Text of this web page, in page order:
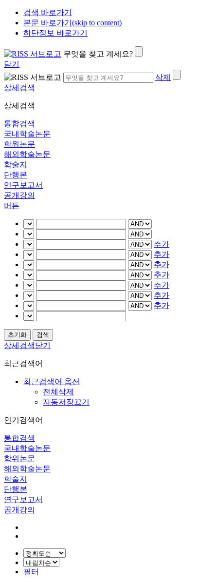
검색 바로가기
본문 바로가기(skip to content)
하단정보 바로가기
무엇을 찾고 계세요?
닫기
삭제
상세검색
상세검색
통합검색
국내학술논문
학위논문
해외학술논문
학술지
단행본
연구보고서
공개강의
버튼
추가
추가
추가
추가
추가
추가
추가
상세검색닫기
최근검색어
최근검색어 옵션
전체삭제
자동저장끄기
인기검색어
통합검색
국내학술논문
학위논문
해외학술논문
학술지
단행본
연구보고서
공개강의
필터